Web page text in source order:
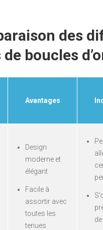
des
boucles
Avantages
Design
moderne et
élégant
Facile à
assortir avec
toutes les
tenues